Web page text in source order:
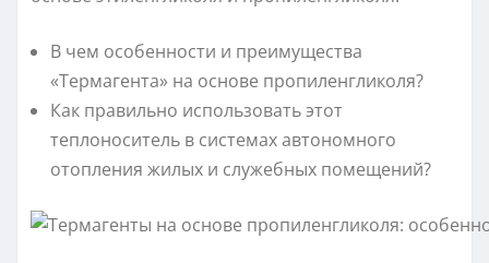
В чем особенности и преимущества
«Термагента» на основе пропиленгликоля?
Как правильно использовать этот
теплоноситель в системах автономного
отопления жилых и служебных помещений?